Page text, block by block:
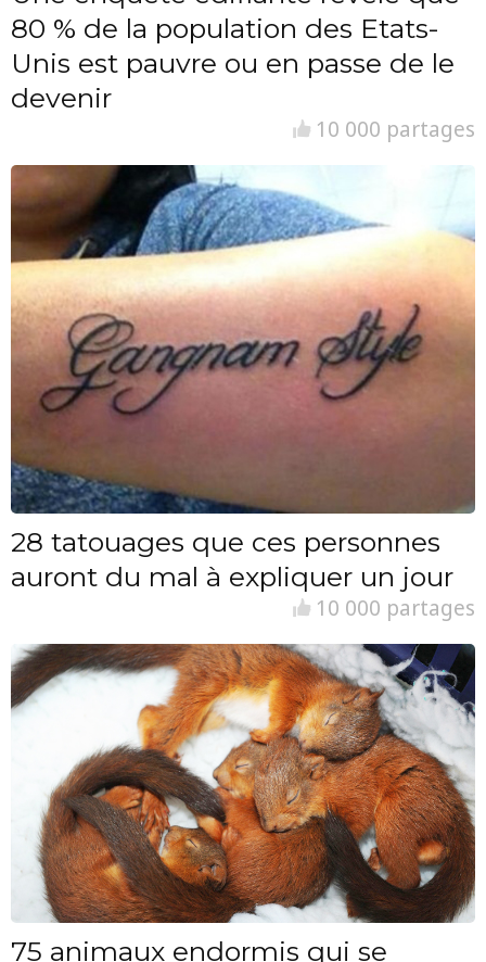
80 % de la population des Etats-
Unis est pauvre ou en passe de le
devenir
10 000 partages
28 tatouages que ces personnes
auront du mal à expliquer un jour
10 000 partages
75 animaux endormis qui se